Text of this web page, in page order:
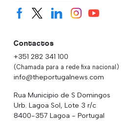
Contactos
+351 282 341 100
(Chamada para a rede fixa nacional)
info@theportugalnews.com
Rua Municipio de S Domingos
Urb. Lagoa Sol, Lote 3 r/c
8400-357 Lagoa - Portugal